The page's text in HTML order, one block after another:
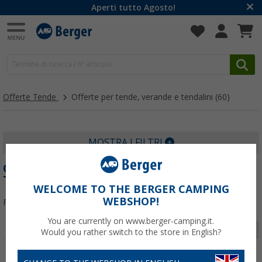
Aperti tutto Agosto!
Offerte Tende Offerte per tende, verande e tendalini (60)
MOSTRA I FILTRI
OFFERTE PER TENDE, VERANDE E
TENDALINI
Filtrare per:
Pagina 1 da 2
WELCOME TO THE BERGER CAMPING
WEBSHOP!
You are currently on www.berger-camping.it.
Would you rather switch to the store in English?